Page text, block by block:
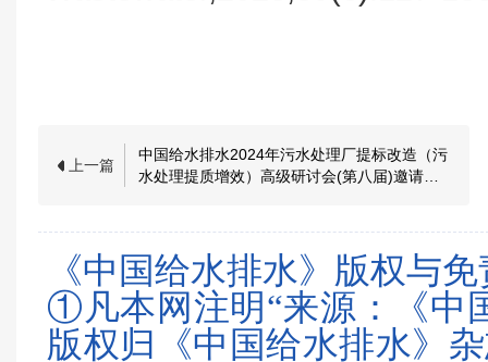
上一篇
中国给水排水2024年污水处理厂提标改造（污
水处理提质增效）高级研讨会(第八届)邀请函
《中国给水排水》版权与
①凡本网注明“来源：《中
版权归《中国给水排水》